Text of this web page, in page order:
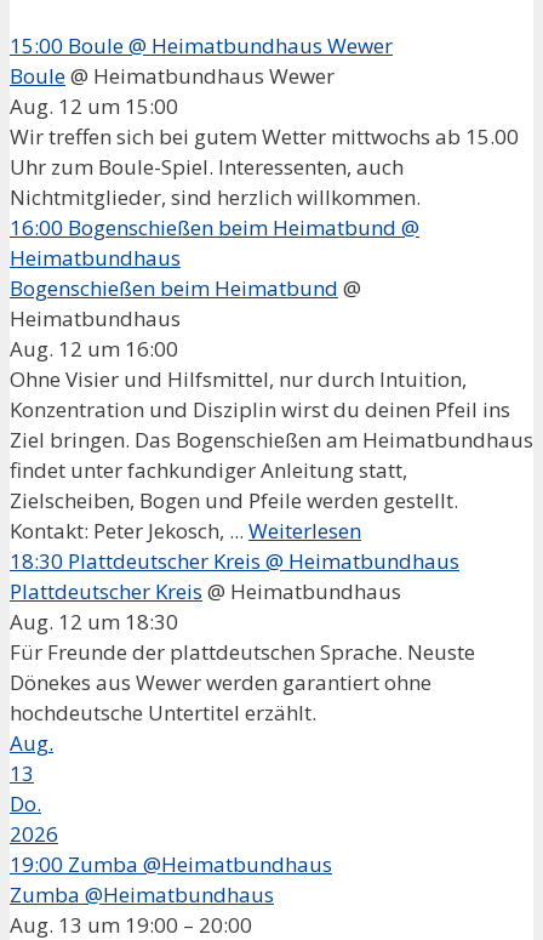
15:00 Boule@ Heimatbundhaus Wewer
Boule@ Heimatbundhaus Wewer
Aug. 12 um 15:00
Wir treffen sich bei gutem Wetter mittwochs ab 15.00
Uhr zum Boule-Spiel. Interessenten, auch
Nichtmitglieder, sind herzlich willkommen.
16:00 Bogenschießen beim Heimatbund @
Heimatbundhaus
Bogenschießen beim Heimatbund @
Heimatbundhaus
Aug. 12 um 16:00
Ohne Visier und Hilfsmittel, nur durch Intuition,
Konzentration und Disziplin wirst du deinen Pfeil ins
Ziel bringen. Das Bogenschießen am Heimatbundhaus
findet unter fachkundiger Anleitung statt,
Zielscheiben, Bogen und Pfeile werden gestellt.
Kontakt: Peter Jekosch, ... Weiterlesen
18:30 Plattdeutscher Kreis @ Heimatbundhaus
Plattdeutscher Kreis @ Heimatbundhaus
Aug. 12 um 18:30
Für Freunde der plattdeutschen Sprache. Neuste
Dönekes aus Wewer werden garantiert ohne
hochdeutsche Untertitel erzählt.
Aug.
13
Do.
2026
19:00 Zumba @Heimatbundhaus
Zumba @Heimatbundhaus
Aug. 13 um 19:00 – 20:00